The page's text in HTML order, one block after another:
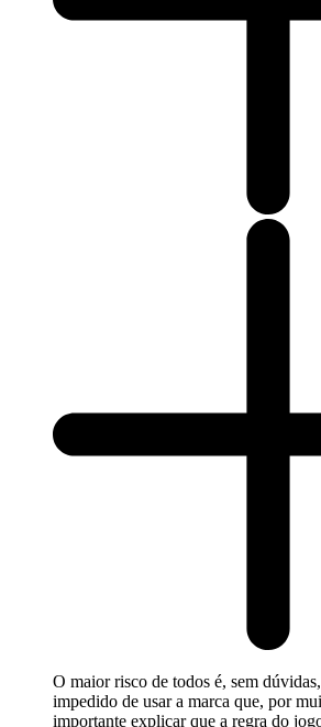
O maior risco de todos é, sem
impedido de usar a marca que, por
importante explicar que a regra do